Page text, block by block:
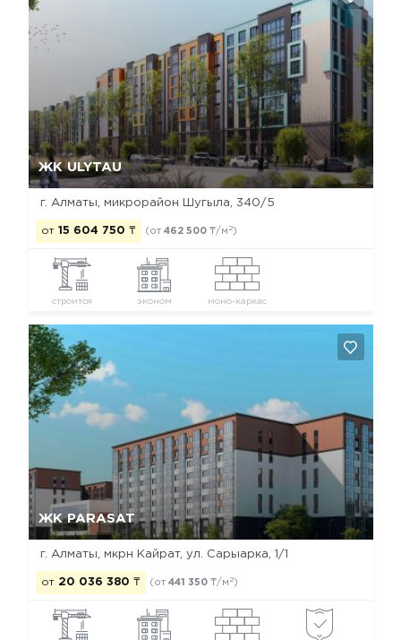
ЖК ULYTAU
г. Алматы, микрорайон Шугыла, 340/5
от 15 604 750 ₸ (от 462 500 ₸/м 2)
строится эконом моно-каркас
Да, удалить Отмена
ЖК PARASAT
г. Алматы, мкрн Кайрат, ул. Сарыарка, 1/1
от 20 036 380 ₸ (от 441 350 ₸/м 2)
Да, удалить Отмена